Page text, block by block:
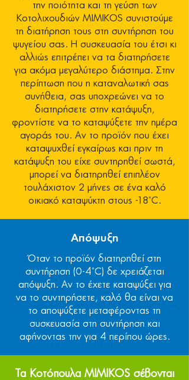
την ποιότητα και τη γεύση των
Κοτολιχουδιών MIMIKOS συνιστούμε
τη διατήρηση τους στη συντήρηση του
ψυγείου σας. Η συσκευασία του έτσι κι
αλλιώς επιτρέπει να τα διατηρήσετε
για ακόμα μεγαλύτερο διάστημα. Στην
περίπτωση που η καταναλωτική σας
συνήθεια, σας υποχρεώνει να το
διατηρήσετε στην κατάψυξη,
φροντίστε να το καταψύξετε την ημέρα
αγοράς του. Αν το προϊόν που έχει
καταψυχθεί εγκαίρως και πριν τη
κατάψυξη του είχε συντηρηθεί σωστά,
μπορεί να διατηρηθεί επιπλέον
τουλάχιστον 2 μήνες σε ένα καλό
οικιακό καταψύκτη στους -18˚C.
Απόψυξη
Όταν το προϊόν διατηρηθεί στη
συντήρηση (0-4˚C) δε χρειάζεται
απόψυξη. Αν το έχετε καταψύξει για
να το συντηρήσετε, καλό θα είναι να
το αποψύξετε μεταφέροντας τη
συσκευασία στη συντήρηση και
αφήνοντας την για 4 περίπου ώρες.
Τα Kοτόπουλα MIMIKOS σέβονται